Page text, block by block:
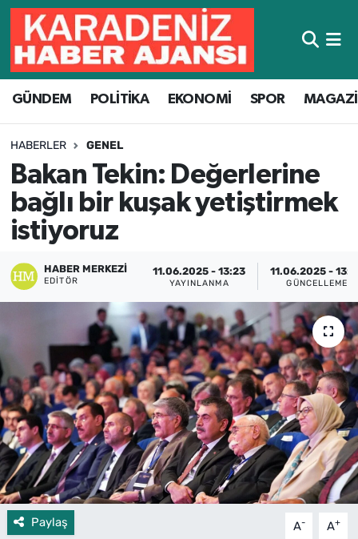
GÜNDEM POLİTİKA EKONOMİ SPOR
HABERLER GENEL
Bakan Tekin: Değerlerine
bağlı bir kuşak yetiştirmek
istiyoruz
HABER MERKEZI
EDITÖR
11.06.2025 - 13:23
YAYINLANMA
11.06.2025 -
GÜNCELLEME
Paylaş A- A+
Hava Durumu
Trafik Durumu
Süper Lig Puan Durumu ve Fikstür
Tüm Manşetler
Son Dakika Haberleri
Haber Arşivi